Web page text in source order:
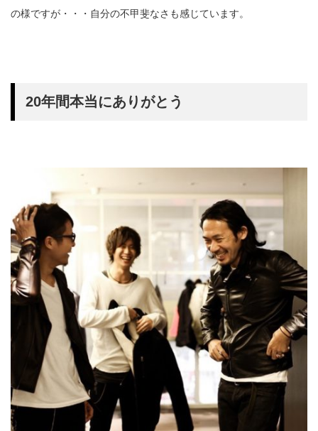
の様ですが・・・自分の不甲斐なさも感じています。
20年間本当にありがとう